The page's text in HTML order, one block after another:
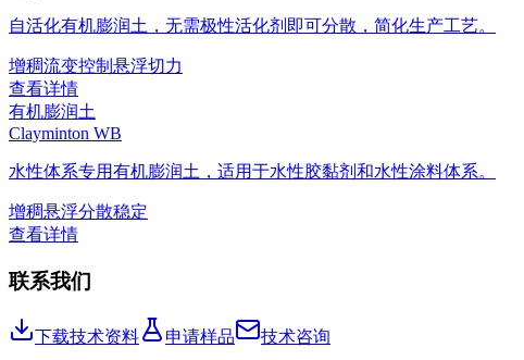
自活化有机膨润土，无需极性活化剂即可分散，简化生产工艺。
增稠流变控制 悬浮切力
查看详情
有机膨润土
Clayminton WB
水性体系专用有机膨润土，适用于水性胶黏剂和水性涂料体系。
增稠悬浮分散稳定
查看详情
联系我们
下载技术资料 申请样品 技术咨询